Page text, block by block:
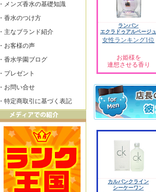
ランバン
エクラドゥアルページュ
女性ランキング1位
お姫様を
連想させる香り
カルバンクライン
シーケーワン
・ メンズ香水の基礎知識
・ 香水のつけ方
・ 主なブランド紹介
・ お客様の声
・ 香水学園ブログ
・ プレゼント
・ お問い合せ
・ 特定商取引に基づく表記